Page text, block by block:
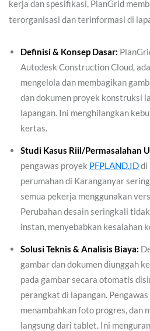
kerja dan spesifikasi, PlanGrid
terorganisasi dan terinformasi di
Definisi & Konsep Dasar:
Autodesk Construction Cloud,
mengelola dan membagikan
dan dokumen proyek konstruksi
lapangan. Ini menghilangkan
kertas.
Studi Kasus Riil/Permasalahan
pengawas proyek PFPLAND.IDdi
perumahan di Karanganyar
semua pekerja menggunakan
Perubahan desain seringkali
instan, menyebabkan kesalahan
Solusi Teknis & Analisis Biaya:
gambar dan dokumen diunggah
pada gambar secara otomatis
perangkat di lapangan.
menambahkan foto progres, dan
langsung dari tablet. Ini